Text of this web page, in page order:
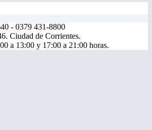
- 0379 431-8800
Ciudad de Corrientes.
a 13:00 y 17:00 a 21:00 horas.